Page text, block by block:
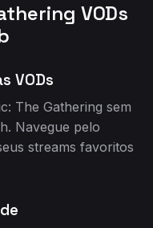
VODs
VODs
The Gathering sem
Navegue pelo
streams favoritos